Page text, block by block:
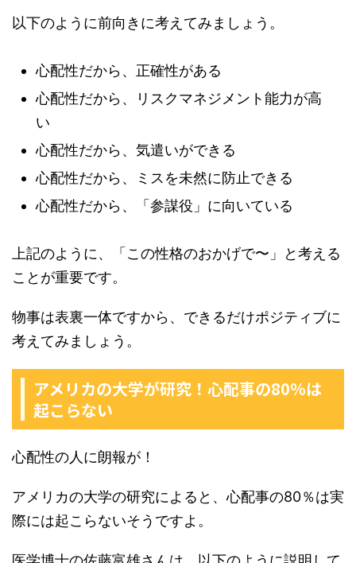
以下のように前向きに考えてみましょう。
心配性だから、正確性がある
心配性だから、リスクマネジメント能力が高
い
心配性だから、気遣いができる
心配性だから、ミスを未然に防止できる
心配性だから、「参謀役」に向いている
上記のように、「この性格のおかげで〜」と考える
ことが重要です。
物事は表裏一体ですから、できるだけポジティブに
考えてみましょう。
アメリカの大学が研究！心配事の80％は
起こらない
心配性の人に朗報が！
アメリカの大学の研究によると、心配事の80％は実
際には起こらないそうですよ。